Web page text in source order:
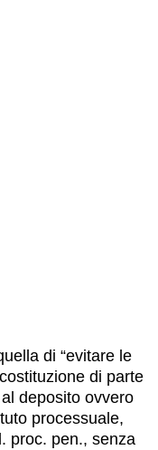
di “evitare le
di parte
deposito ovvero
processuale,
proc. pen., senza